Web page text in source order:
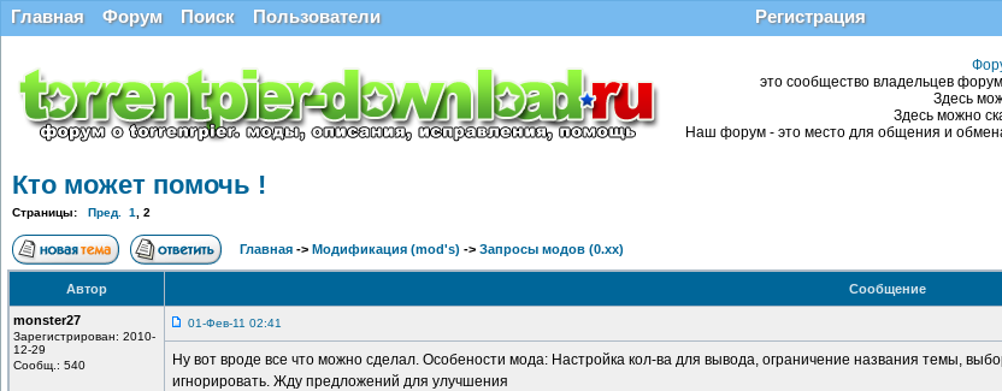
Главная Форум Поиск Пользователи Регистрация
это сообщество владельцев
Здесь
Здесь можно
Наш форум - это место для общения и
Кто может помочь !
Страницы: Пред. 1 2
Главная -> Модификация (mod's) -> Запросы модов (0.хх)
Автор Сообщение
monster27
Зарегистрирован: 2010-
12-29
Сообщ.: 540
01-Фев-11 02:41
Ну вот вроде все что можно сделал. Особености мода: Настройка кол-ва для вывода, ограничение названия темы,
игнорировать. Жду предложений для улучшения